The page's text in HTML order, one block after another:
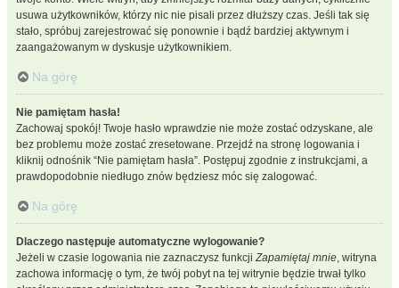
usuwa użytkowników, którzy nic nie pisali przez dłuższy czas. Jeśli tak się
stało, spróbuj zarejestrować się ponownie i bądź bardziej aktywnym i
zaangażowanym w dyskusje użytkownikiem.
Na górę
Nie pamiętam hasła!
Zachowaj spokój! Twoje hasło wprawdzie nie może zostać odzyskane, ale
bez problemu może zostać zresetowane. Przejdź na stronę logowania i
kliknij odnośnik “Nie pamiętam hasła”. Postępuj zgodnie z instrukcjami, a
prawdopodobnie niedługo znów będziesz móc się zalogować.
Na górę
Dlaczego następuje automatyczne wylogowanie?
Jeżeli w czasie logowania nie zaznaczysz funkcjiZapamiętaj mnie, witryna
zachowa informację o tym, że twój pobyt na tej witrynie będzie trwał tylko